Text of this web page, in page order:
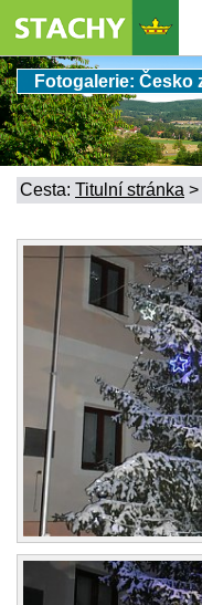
Fotogalerie: Česko
Cesta: Titulní stránka >